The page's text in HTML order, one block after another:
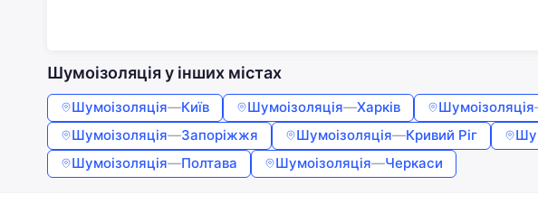
Шумоізоляція у інших містах
Шумоізоляція—Київ Шумоізоляція—Харків Шумоізоляція
Шумоізоляція—Запоріжжя Шумоізоляція—Кривий Ріг
Шумоізоляція—Полтава Шумоізоляція—Черкаси